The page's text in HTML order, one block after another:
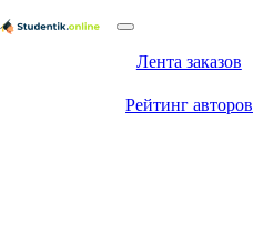
Лента заказов
Рейтинг авторов